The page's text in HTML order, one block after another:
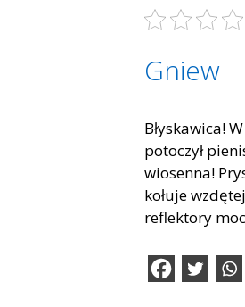
Gniew
Błyskawica!
potoczył
wiosenna!
kołuje
reflektory